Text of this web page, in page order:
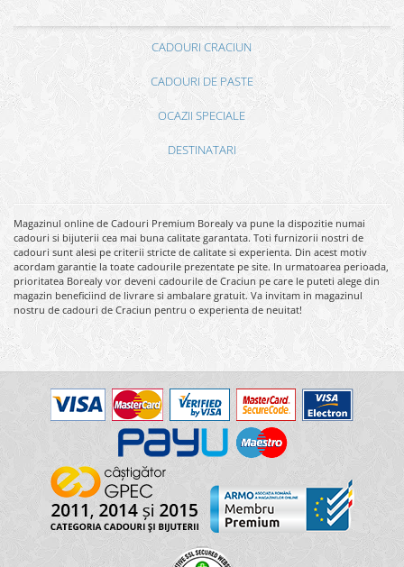
CADOURI CRACIUN
CADOURI DE PASTE
OCAZII SPECIALE
DESTINATARI
Magazinul online de Cadouri Premium Borealy va pune la dispozitie numai
cadouri si bijuterii cea mai buna calitate garantata. Toti furnizorii nostri de
cadouri sunt alesi pe criterii stricte de calitate si experienta. Din acest motiv
acordam garantie la toate cadourile prezentate pe site. In urmatoarea perioada,
prioritatea Borealy vor deveni cadourile de Craciun pe care le puteti alege din
magazin beneficiind de livrare si ambalare gratuit. Va invitam in magazinul
nostru de cadouri de Craciun pentru o experienta de neuitat!